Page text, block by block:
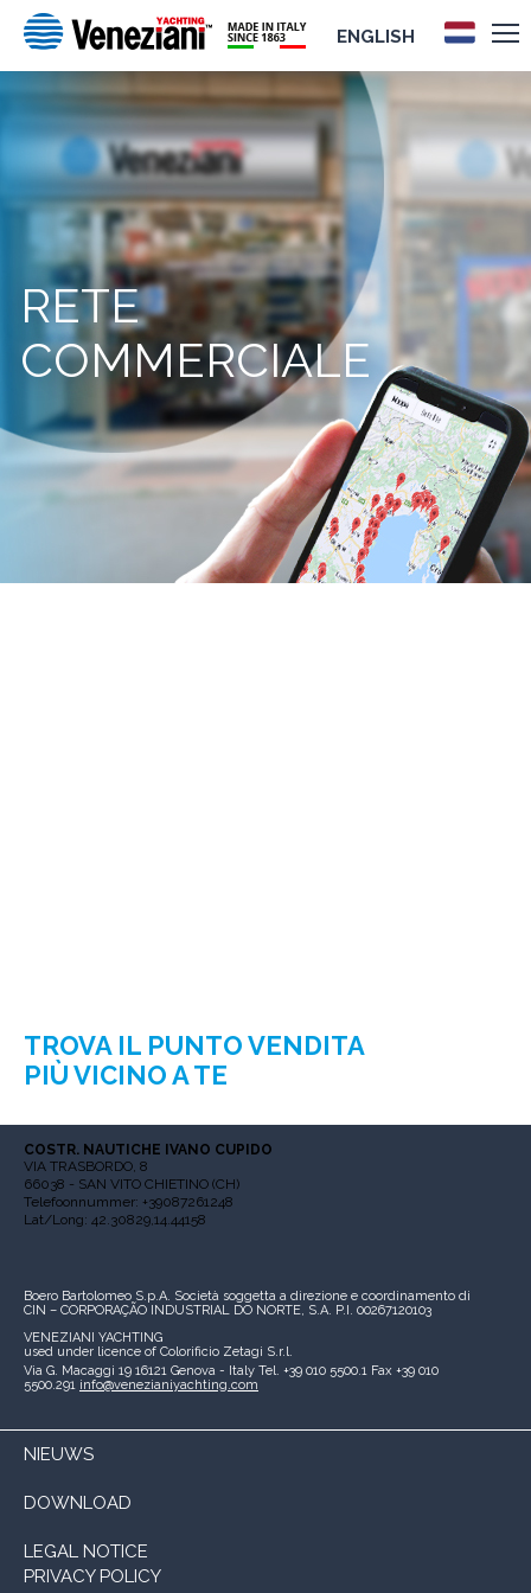
ENGLISH
RETE
COMMERCIALE
TROVA IL PUNTO VENDITA
PIÙ VICINO A TE
COSTR. NAUTICHE IVANO CUPIDO
VIA TRASBORDO, 8
66038 - SAN VITO CHIETINO (CH)
Telefoonnummer: +39087261248
Lat/Long: 42.30829,14.44158
Boero Bartolomeo S.p.A. Società soggetta a direzione e coordinamento di
CIN – CORPORAÇÃO INDUSTRIAL DO NORTE, S.A. P.I. 00267120103
VENEZIANI YACHTING
used under licence of Colorificio Zetagi S.r.l.
Via G. Macaggi 19 16121 Genova - Italy Tel. +39 010 5500.1 Fax +39 010
5500.291 info@venezianiyachting.com
NIEUWS
DOWNLOAD
LEGAL NOTICE
PRIVACY POLICY